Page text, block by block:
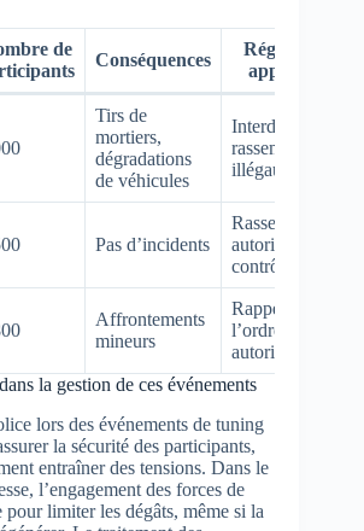
de
Conséquences
Régulations
appliquées
Tirs de
mortiers,
dégradations
de véhicules
Interdiction des
rassemblements
illégaux
Pas d’incidents
Rassemblement
autorisé avec
contrôle
Affrontements
mineurs
Rappels à
l’ordre des
autorités
la gestion de ces événements
lors des événements de tuning
la sécurité des participants,
entraîner des tensions. Dans le
l’engagement des forces de
pour limiter les dégâts, même si la